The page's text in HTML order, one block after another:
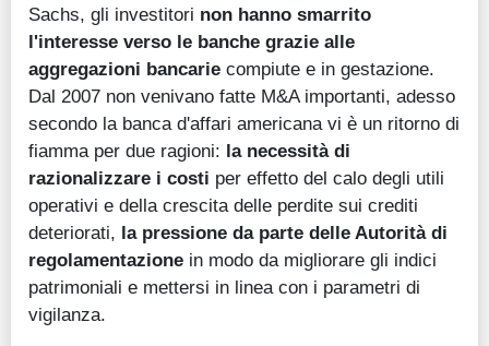
Sachs, gli investitori non hanno smarrito
l'interesse verso le banche grazie alle
aggregazioni bancarie compiute e in gestazione.
Dal 2007 non venivano fatte M&A importanti, adesso
secondo la banca d'affari americana vi è un ritorno di
fiamma per due ragioni: la necessità di
razionalizzare i costi per effetto del calo degli utili
operativi e della crescita delle perdite sui crediti
deteriorati, la pressione da parte delle Autorità di
regolamentazione in modo da migliorare gli indici
patrimoniali e mettersi in linea con i parametri di
vigilanza.